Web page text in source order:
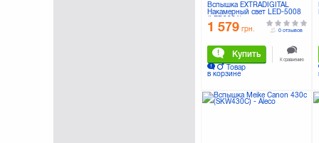
Вспышка EXTRADIGITAL
Накамерный свет LED-5008
(LED3201)
1 579 грн.
Купить
Товар
в корзине
0 отзывов
К сравнению